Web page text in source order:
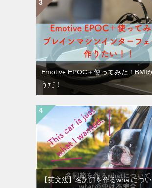
Emotive EPOC＋使ってみた！BMI
うだ！
【英文法】名詞節を作るwhatについ